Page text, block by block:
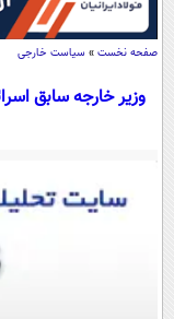
صفحه نخست » سیاست خارجی
وزیر خارجه سابق